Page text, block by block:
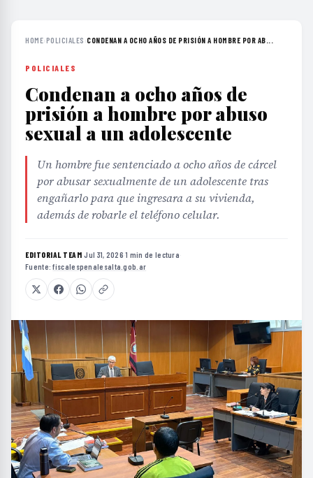
HOME›POLICIALES ›CONDENAN A OCHO AÑOS DE PRISIÓN A HOMBRE POR AB...
POLICIALES
Condenan a ocho años de
prisión a hombre por abuso
sexual a un adolescente
Un hombre fue sentenciado a ocho años de cárcel
por abusar sexualmente de un adolescente tras
engañarlo para que ingresara a su vivienda,
además de robarle el teléfono celular.
EDITORIAL TEAM·Jul 31, 2026·1 min de lectura·
Fuente:fiscalespenalesalta.gob.ar